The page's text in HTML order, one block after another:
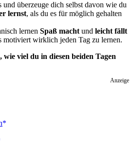
und überzeuge dich selbst davon wie du
lernst, als du es für möglich gehalten
lernen Spaß macht und leicht fällt
motiviert wirklich jeden Tag zu lernen.
viel du in diesen beiden Tagen
Anzeige